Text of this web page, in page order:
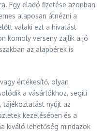
Egy eladó fizetése azonban
alaposan átnézni a
valaki ezt a hivatást
komoly verseny zajlik a jó
az alapbérek is
értékesítő, olyan
a vásárlókhoz, segíti
tájékoztatást nyújt az
kezelésében és a
kiváló lehetőség mindazok